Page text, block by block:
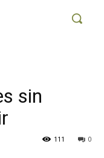
sin
0
111